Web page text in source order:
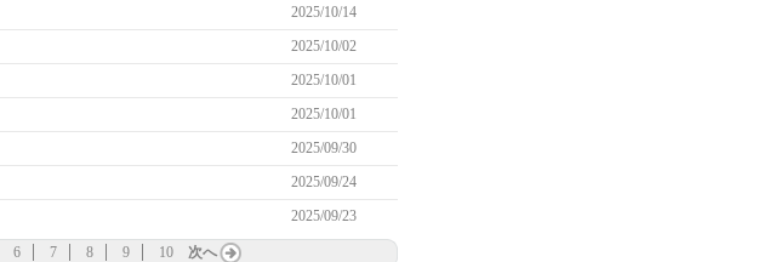
2025/10/14
2025/10/02
2025/10/01
2025/10/01
2025/09/30
2025/09/24
2025/09/23
6 7 8 9 10 次へ